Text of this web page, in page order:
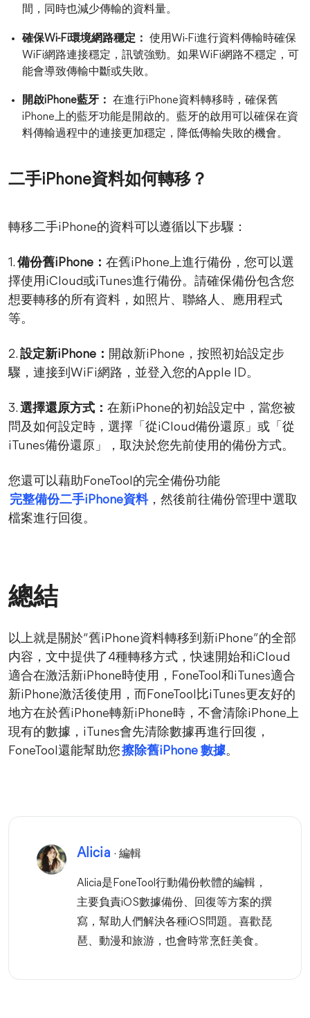
間，同時也減少傳輸的資料量。
確保Wi-Fi環境網路穩定： 使用Wi-Fi進行資料傳輸時確保
WiFi網路連接穩定，訊號強勁。如果WiFi網路不穩定，可
能會導致傳輸中斷或失敗。
開啟iPhone藍牙：
在進行iPhone資料轉移時，確保舊
iPhone上的藍牙功能是開啟的。藍牙的啟用可以確保在資
料傳輸過程中的連接更加穩定，降低傳輸失敗的機會。
二手iPhone資料如何轉移？
轉移二手iPhone的資料可以遵循以下步驟：
1. 備份舊iPhone： 在舊iPhone上進行備份，您可以選
擇使用iCloud或iTunes進行備份。請確保備份包含您
想要轉移的所有資料，如照片、聯絡人、應用程式
等。
2. 設定新iPhone： 開啟新iPhone，按照初始設定步
驟，連接到WiFi網路，並登入您的Apple ID。
3. 選擇還原方式： 在新iPhone的初始設定中，當您被
問及如何設定時，選擇「從iCloud備份還原」或「從
iTunes備份還原」，取決於您先前使用的備份方式。
您還可以藉助FoneTool的完全備份功能
完整備份二手iPhone資料，然後前往備份管理中選取
檔案進行回復。
總結
以上就是關於“舊iPhone資料轉移到新iPhone”的全部
内容，文中提供了4種轉移方式，快速開始和iCloud
適合在激活新iPhone時使用，FoneTool和iTunes適合
新iPhone激活後使用，而FoneTool比iTunes更友好的
地方在於舊iPhone轉新iPhone時，不會清除iPhone上
現有的數據，iTunes會先清除數據再進行回復，
FoneTool還能幫助您擦除舊iPhone 數據。
Alicia · 編輯
Alicia是FoneTool行動備份軟體的編輯，
主要負責iOS數據備份、回復等方案的撰
寫，幫助人們解決各種iOS問題。喜歡琵
琶、動漫和旅游，也會時常烹飪美食。